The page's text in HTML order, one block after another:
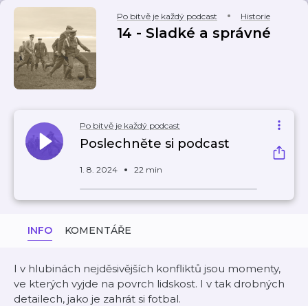
Po bitvě je každý podcast Historie
14 - Sladké a správné
Po bitvě je každý podcast
Poslechněte si podcast
1. 8. 2024 22 min
INFO KOMENTÁŘE
I v hlubinách nejděsivějších konfliktů jsou momenty,
ve kterých vyjde na povrch lidskost. I v tak drobných
detailech, jako je zahrát si fotbal.